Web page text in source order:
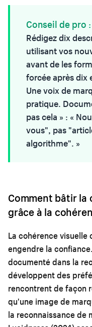
Conseil de pro :
Rédigez dix
utilisant vos
avant de les
forcée après dix
Une voix de
pratique.
pas cela » : «
vous", pas
algorithme". »
Comment bâtir la
grâce à la
La cohérence
engendre la
documenté dans la
développent des
rencontrent de façon
qu'une image de
la reconnaissance de